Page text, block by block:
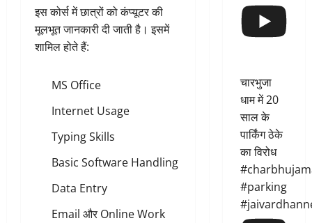
इस कोर्स में छात्रों को कंप्यूटर की
मूलभूत जानकारी दी जाती है। इसमें
शामिल होते हैं:
MS Office
Internet Usage
Typing Skills
Basic Software Handling
Data Entry
Email और Online Work
चारभुजा
धाम में 20
साल के
पार्किंग ठेके
का विरोध
#parking